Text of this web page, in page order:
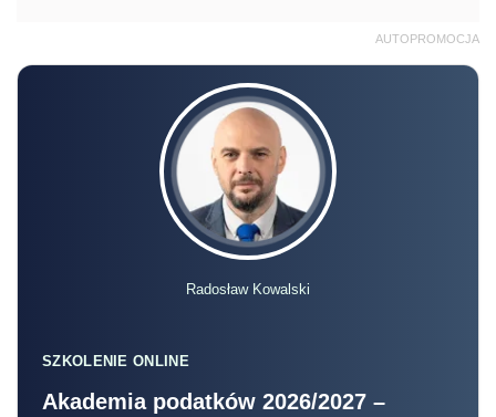
AUTOPROMOCJA
Radosław Kowalski
SZKOLENIE ONLINE
Akademia podatków 2026/2027 –